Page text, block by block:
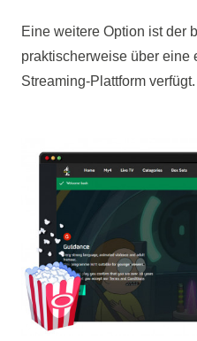
Eine weitere Option ist der
praktischerweise über eine
Streaming-Plattform verfügt.